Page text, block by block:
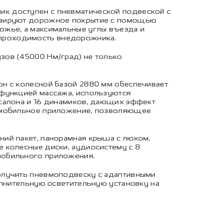
доступен с пневматической подвеской с
дорожное покрытие с помощью
а максимальные углы въезда и
внедорожника.
(45000 Нм/град) не только
с колесной базой 2880 мм обеспечивает
массажа, используются
и 16 динамиков, дающих эффект
приложение, позволяющее
пакет, панорамная крыша с люком,
диски, аудиосистему с 8
приложения.
пневмоподвеску с адаптивными
осветительную установку на